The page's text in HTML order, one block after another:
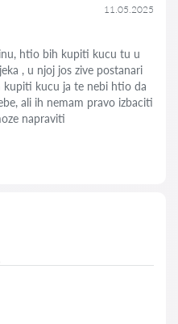
11.05.2025
htio bih kupiti kucu tu u
, u njoj jos zive postanari
kupiti kucu ja te nebi htio da
ali ih nemam pravo izbaciti
napraviti